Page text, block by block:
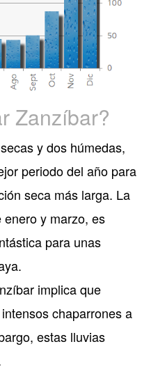
Zanzíbar?
y dos húmedas,
periodo del año para
seca más larga. La
y marzo, es
para unas
implica que
chaparrones a
estas lluvias